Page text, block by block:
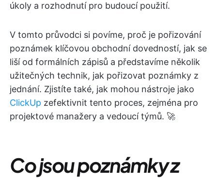
úkoly a rozhodnutí pro budoucí použití.
V tomto průvodci si povíme, proč je pořizování
poznámek klíčovou obchodní dovedností, jak se
liší od formálních zápisů a představíme několik
užitečných technik, jak pořizovat poznámky z
jednání. Zjistíte také, jak mohou nástroje jako
ClickUp zefektivnit tento proces, zejména pro
projektové manažery a vedoucí týmů. 🚀
Co jsou poznámky z